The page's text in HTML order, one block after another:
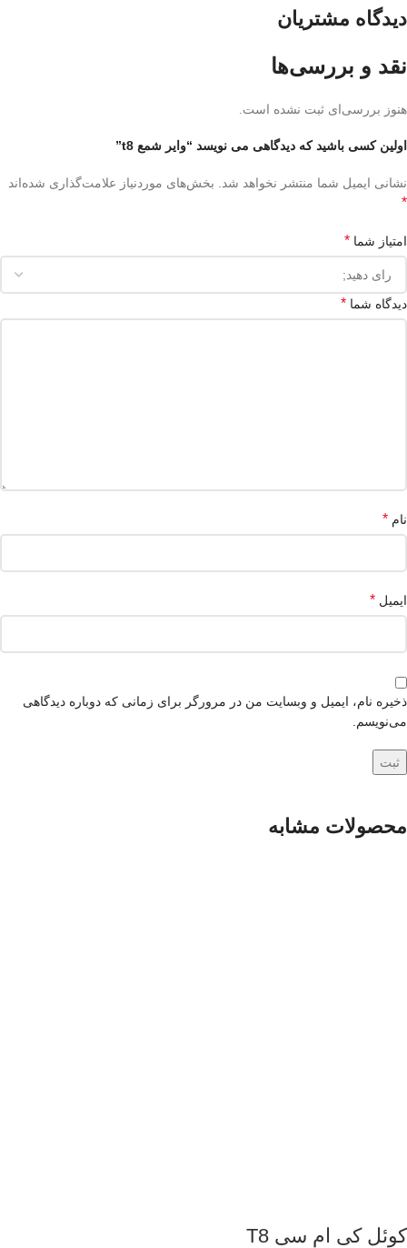
دیدگاه مشتریان
نقد و بررسی‌ها
هنوز بررسی‌ای ثبت نشده است.
اولین کسی باشید که دیدگاهی می نویسد “وایر شمع t8”
نشانی ایمیل شما منتشر نخواهد شد. بخش‌های موردنیاز علامت‌گذاری شده‌اند
*
امتیاز شما *
دیدگاه شما *
نام *
ایمیل *
ذخیره نام، ایمیل و وبسایت من در مرورگر برای زمانی که دوباره دیدگاهی
می‌نویسم.
محصولات مشابه
کوئل کی ام سی T8